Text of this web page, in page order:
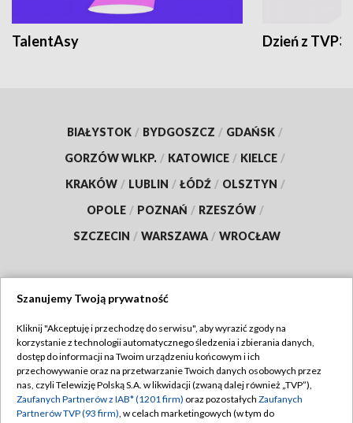
TalentAsy Dzień z TVP3
BIAŁYSTOK / BYDGOSZCZ / GDAŃSK /
GORZÓW WLKP. / KATOWICE / KIELCE /
KRAKÓW / LUBLIN / ŁÓDŹ / OLSZTYN /
OPOLE / POZNAŃ / RZESZÓW /
SZCZECIN / WARSZAWA / WROCŁAW
TVP
Abonament TVP
Emisja w TVP
Regulamin TVP
Polityka prywatności
Szanujemy Twoją prywatność
Kliknij "Akceptuję i przechodzę do serwisu", aby wyrazić zgody na
korzystanie z technologii automatycznego śledzenia i zbierania danych,
dostęp do informacji na Twoim urządzeniu końcowym i ich
przechowywanie oraz na przetwarzanie Twoich danych osobowych przez
nas, czyli Telewizję Polską S.A. w likwidacji (zwaną dalej również „TVP”),
Zaufanych Partnerów z IAB* (1201 firm) oraz pozostałych Zaufanych
Partnerów TVP (93 firm), w celach marketingowych (w tym do